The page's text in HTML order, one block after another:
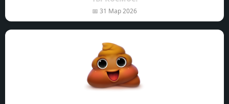
📅 31 Мар 2026